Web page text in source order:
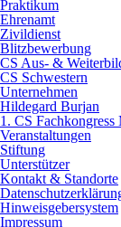
Praktikum
Ehrenamt
Zivildienst
Blitzbewerbung
CS Aus- &
CS Schwestern
Unternehmen
Hildegard Burjan
1. CS Fachkongress
Veranstaltungen
Stiftung
Unterstützer
Kontakt & Standorte
Hinweisgebersystem
Impressum